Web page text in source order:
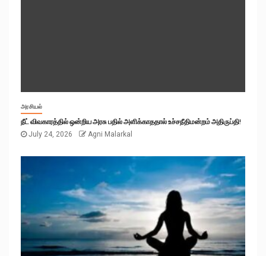
அரசியல்
நீட் விவகாரத்தில் ஒன்றிய அரசு பதில் அளிக்காததால் உச்சநீதிமன்றம் அதிருப்தி!
July 24, 2026
Agni Malarkal